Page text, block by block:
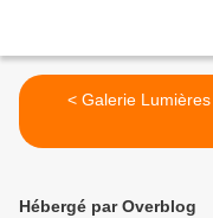
< Galerie Lumières
Hébergé par Overblog